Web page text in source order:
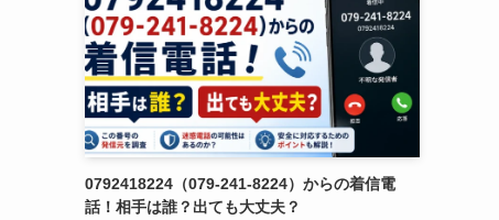
0792418224（079-241-8224）からの着信電
話！相手は誰？出ても大丈夫？